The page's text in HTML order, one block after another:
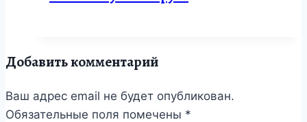
Добавить комментарий
Ваш адрес email не будет опубликован.
Обязательные поля помечены *